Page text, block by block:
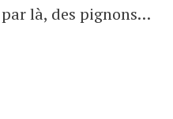
là, des pignons…